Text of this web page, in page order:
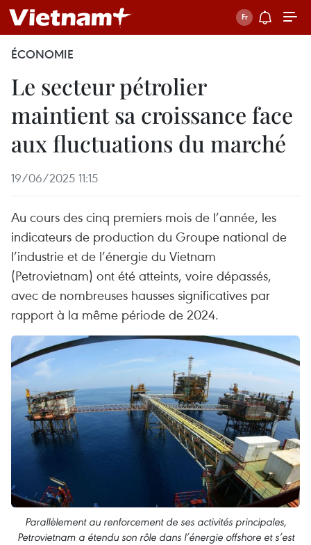
ÉCONOMIE
Le secteur pétrolier
maintient sa croissance face
aux fluctuations du marché
19/06/2025 11:15
Au cours des cinq premiers mois de l’année, les
indicateurs de production du Groupe national de
l’industrie et de l’énergie du Vietnam
(Petrovietnam) ont été atteints, voire dépassés,
avec de nombreuses hausses significatives par
rapport à la même période de 2024.
Parallèlement au renforcement de ses activités principales,
Petrovietnam a étendu son rôle dans l’énergie offshore et s’est